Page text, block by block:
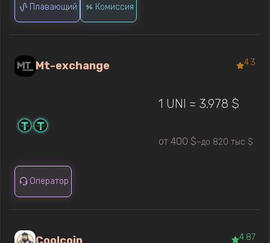
Плавающий Комиссия
Mt-exchange 4.3
1 UNI ≈ 3.978 $
от 400 $—до 820 тыс $
Оператор
4.87